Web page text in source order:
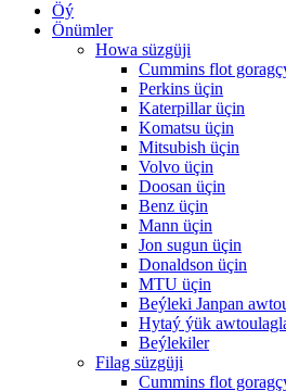
Öý
Önümler
Howa süzgüji
Cummins flot
Perkins üçin
Katerpillar üçin
Komatsu üçin
Mitsubish üçin
Volvo üçin
Doosan üçin
Benz üçin
Mann üçin
Jon sugun üçin
Donaldson üçin
MTU üçin
Beýleki Janpan
Hytaý ýük
Beýlekiler
Filag süzgüji
Cummins flot